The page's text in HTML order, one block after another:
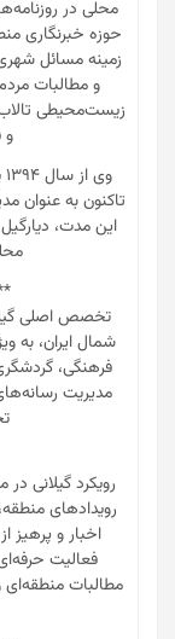
محلی در
حوزه خبرنگاری
زمینه مسائل
و مطالبات
زیست‌محیطی
و
تاکنون به عنوان
این مدت،
تخصص اصلی
شمال ایران، به
فرهنگی،
مدیریت
رویکرد گیلانی
رویدادهای
اخبار و
فعالیت
مطالبات